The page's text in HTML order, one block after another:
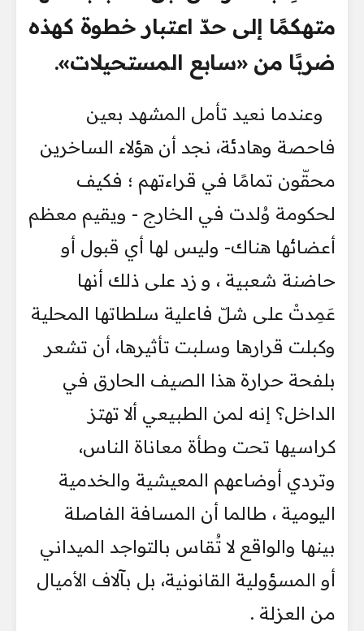
متهكمًا إلى حدّ اعتبار خطوة كهذه
ضربًا من «سابع المستحيلات».
وعندما نعيد تأمل المشهد بعين
فاحصة وهادئة، نجد أن هؤلاء الساخرين
محقّون تمامًا في قراءتهم ؛ فكيف
لحكومة وُلدت في الخارج - ويقيم معظم
أعضائها هناك- وليس لها أي قبول أو
حاضنة شعبية ، و زد على ذلك أنها
عَمِدتْ على شلّ فاعلية سلطاتها المحلية
وكبلت قرارها وسلبت تأثيرها، أن تشعر
بلفحة حرارة هذا الصيف الحارق في
الداخل؟ إنه لمن الطبيعي ألا تهتز
كراسيها تحت وطأة معاناة الناس،
وتردي أوضاعهم المعيشية والخدمية
اليومية ، طالما أن المسافة الفاصلة
بينها والواقع لا تُقاس بالتواجد الميداني
أو المسؤولية القانونية، بل بآلاف الأميال
من العزلة .